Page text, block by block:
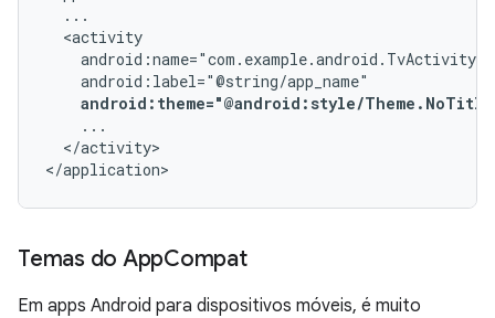
android:theme="@android:style/
</activity>
</application>
Temas do AppCompat
Em apps Android para dispositivos móveis, é muito